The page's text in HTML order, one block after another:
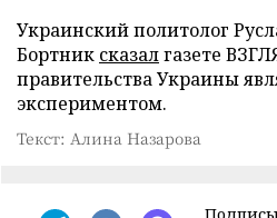
Украинский политолог
Бортник сказалгазете
правительства Украины
экспериментом.
Текст: Алина Назарова